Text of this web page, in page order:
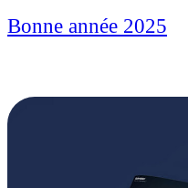
Bonne année 2025